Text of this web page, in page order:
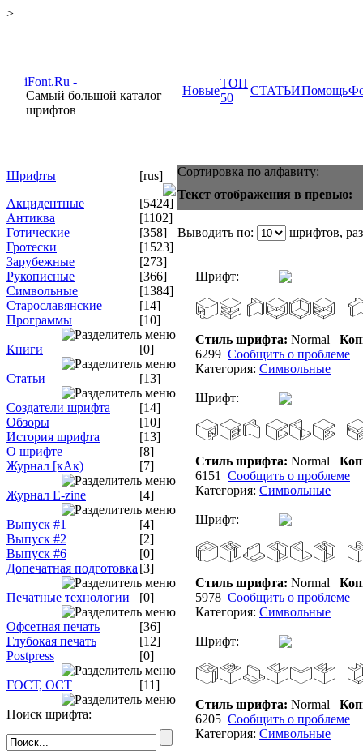
>
Самый большой каталог
шрифтов
Новые
ТОП
50
СТАТЬИПомощь
Шрифты
[rus]
Акцидентные
[5424]
Антиква
[1102]
Готические
[358]
Гротески
[1523]
Зарубежные
[273]
Рукописные
[366]
Символьные
[1384]
Старославянские
[14]
Программы
[10]
Книги [0]
Статьи [13]
Создатели шрифта
[14]
Обзоры
[10]
История шрифта
[13]
О шрифте
[8]
Журнал [кАк)
[7]
Журнал E-zine [4]
Выпуск #1
[4]
Выпуск #2
[2]
Выпуск #6
[0]
Допечатная подготовка [3]
Печатные технологии [0]
Офсетная печать
[36]
Глубокая печать
[12]
Postpress
[0]
ГОСТ, ОСТ [11]
Поиск шрифта:
Сортировка по алфавиту:
Текст отображения в превью:
Выводить по: шрифтов,
Шрифт:
Стиль шрифта: Normal
6299 Сообщить о проблеме
Категория: Символьные
Шрифт:
Стиль шрифта: Normal
6151
Сообщить о проблеме
Категория: Символьные
Шрифт:
Стиль шрифта: Normal
5978 Сообщить о проблеме
Категория: Символьные
Шрифт:
Стиль шрифта: Normal
6205 Сообщить о проблеме
Категория: Символьные